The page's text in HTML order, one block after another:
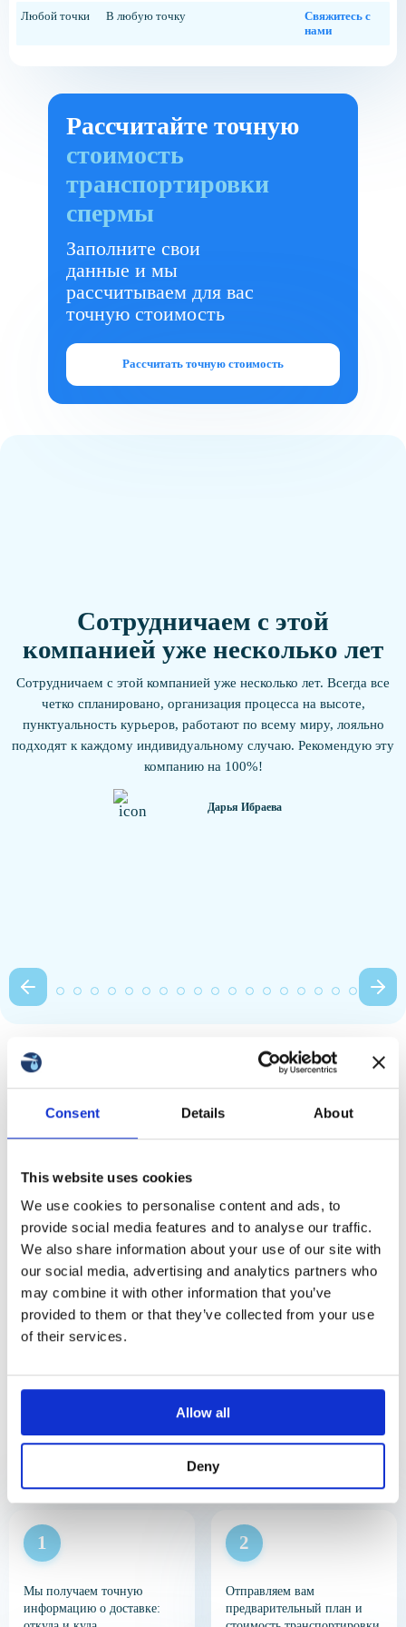
Consent Details About
This website uses cookies
We use cookies to personalise content and ads, to
provide social media features and to analyse our traffic.
We also share information about your use of our site with
our social media, advertising and analytics partners who
may combine it with other information that you’ve
provided to them or that they’ve collected from your use
of their services.
Allow all
Deny
Любой точки В любую точку
Свяжитесь с
нами
Рассчитайте точную
стоимость
транспортировки
спермы
Заполните свои
данные и мы
рассчитываем для вас
точную стоимость
Рассчитать точную стоимость
Сотрудничаем с этой
компанией уже несколько лет
Сотрудничаем с этой компанией уже несколько лет. Всегда все
четко спланировано, организация процесса на высоте,
пунктуальность курьеров, работают по всему миру, лояльно
подходят к каждому индивидуальному случаю. Рекомендую эту
компанию на 100%!
Дарья Ибраева
особенности логистики
Перевозка биоматериалов в США подчиняется строгим
нормам TSA и FDA. Транспортировка по стране требует
соблюдения авиационных правил и непрерывного
температурного режима. Ключевые направления — Нью-
Йорк, Калифорния, Флорида, Техас. Скорость доставки
критична: не более 24 часов, иначе образцы утрачивают
жизнеспособность. Мы гарантируем соблюдение всех
регуляций.
Перевозка биоматериалов в США и по США
Мы осуществляем транспортировку спермы, яйцеклеток,
эмбрионов в США осуществляется только в
сертифицированных крио-контейнерах. Транспортировка
спермы требует полной маркировки и сопроводительных
документов. Наиболее ответственный вид доставки —
перевозка яйцеклеток, из-за высокой чувствительности
клеток к внешним воздействиям.
Перевозка биоматериалов из США в другие страны
экспортных разрешений. Клиника-отправитель
согласовывает требования страны-получателя. Доставка
биологических материалов из США выполняется только
согласие донора, медицинская справка. Прохождение
таможни через FDA и CDC — обязательный этап, который
мы сопровождаем.
Как происходит
транспортировка
биоматериалов в США
Чтобы вы знали, чего ожидать
Мы получаем точную
информацию о доставке:
Отправляем вам
предварительный план и
Благодарим!
Мы получили ваш запрос и
свяжемся с вами в ближайшее
время